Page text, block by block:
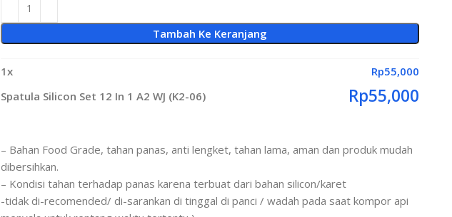
Tambah Ke Keranjang
1x Rp55,000
Spatula Silicon Set 12 In 1 A2 WJ (K2-06)
Rp55,000
– Bahan Food Grade, tahan panas, anti lengket, tahan lama, aman dan produk mudah
dibersihkan.
– Kondisi tahan terhadap panas karena terbuat dari bahan silicon/karet
-tidak di-recomended/ di-sarankan di tinggal di panci / wadah pada saat kompor api